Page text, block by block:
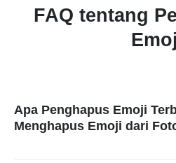
FAQ tentang
Apa Penghapus Emoji
Menghapus Emoji dari